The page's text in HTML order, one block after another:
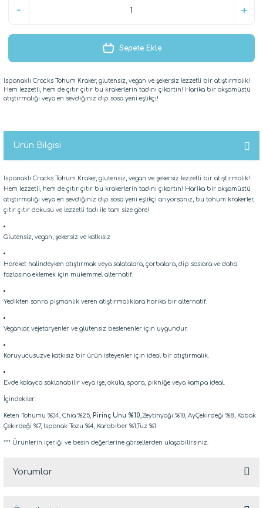
Sepete Ekle
Ispanaklı Cracks Tohum Kraker, glutensiz, vegan ve şekersiz lezzetli bir atıştırmalık!
Hem lezzetli, hem de çıtır çıtır bu krakerlerin tadını çıkartın! Harika bir akşamüstü
atıştırmalığı veya en sevdiğiniz dip sosa yeni eşlikçi!
Ürün Bilgisi
Ispanaklı Cracks Tohum Kraker, glutensiz, vegan ve şekersiz lezzetli bir atıştırmalık!
Hem lezzetli, hem de çıtır çıtır bu krakerlerin tadını çıkartın! Harika bir akşamüstü
atıştırmalığı veya en sevdiğiniz dip sosa yeni eşlikçi arıyorsanız, bu tohum krakerler,
çıtır çıtır dokusu ve lezzetli tadı ile tam size göre!
Glutensiz, vegan, şekersiz ve katkısız
Hareket halindeyken atıştırmak veya salatalara, çorbalara, dip soslara ve daha
fazlasına eklemek için mükemmel alternatif.
Yedikten sonra pişmanlık veren atıştırmalıklara harika bir alternatif.
Veganlar, vejetaryenler ve glutensiz beslenenler için uygundur.
Koruyucusuzve katkısız bir ürün isteyenler için ideal bir atıştırmalık.
Evde kolayca saklanabilir veya işe, okula, spora, pikniğe veya kampa ideal.
İçindekiler:
Keten Tohumu %34, Chia %25, Pirinç Unu %10, Zeytinyağı %10, AyÇekirdeği %8, Kabak
Çekirdeği %7, Ispanak Tozu %4, Karabiber %1,Tuz %1
*** Ürünlerin içeriği ve besin değerlerine görsellerden ulaşabilirsiniz.
Yorumlar